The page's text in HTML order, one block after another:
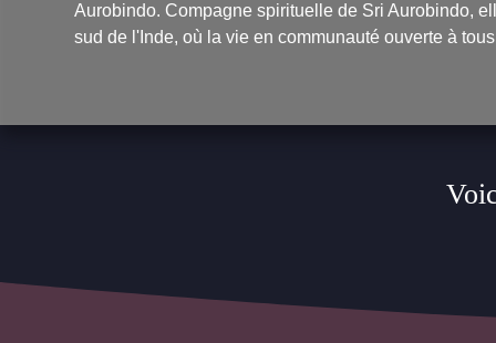
Aurobindo. Compagne spirituelle de Sri Aurobindo,
sud de l'Inde, où la vie en communauté ouverte à